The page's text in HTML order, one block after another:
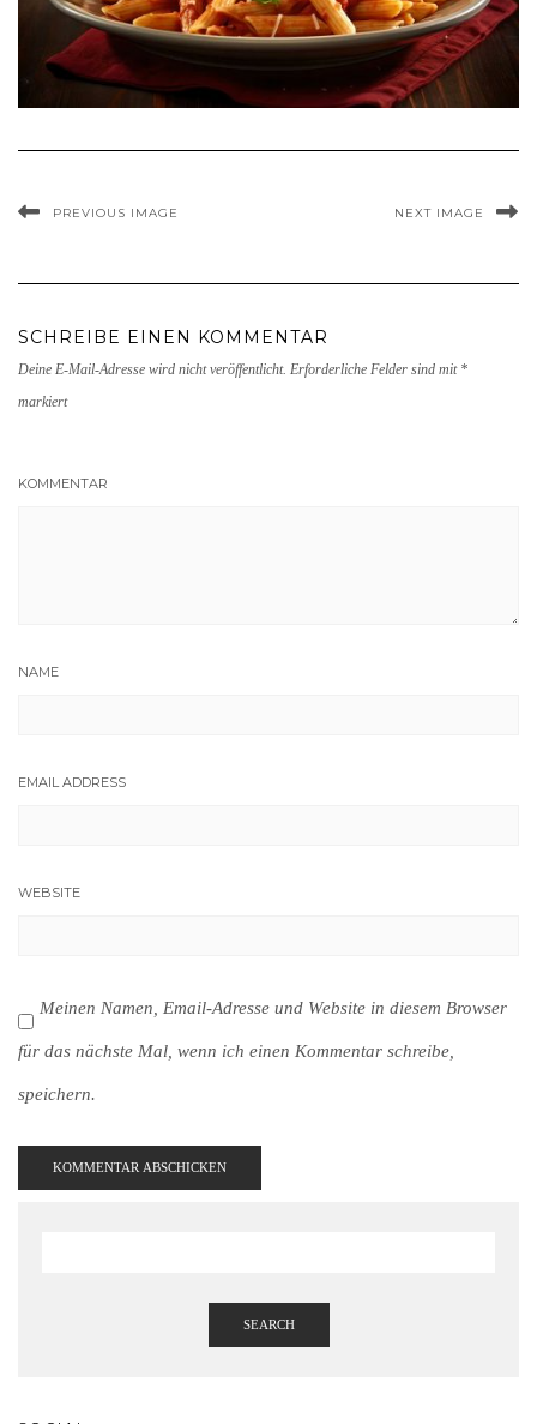
PREVIOUS IMAGE NEXT IMAGE
SCHREIBE EINEN KOMMENTAR
Deine E-Mail-Adresse wird nicht veröffentlicht. Erforderliche Felder sind mit *
markiert
KOMMENTAR
NAME
EMAIL ADDRESS
WEBSITE
Meinen Namen, Email-Adresse und Website in diesem Browser
für das nächste Mal, wenn ich einen Kommentar schreibe,
speichern.
SEARCH